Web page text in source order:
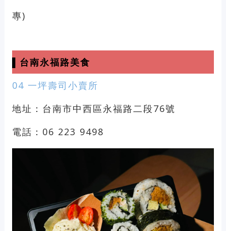
專)
▌台南永福路美食
04 一坪壽司小賣所
地址：台南市中西區永福路二段76號
電話：06 223 9498